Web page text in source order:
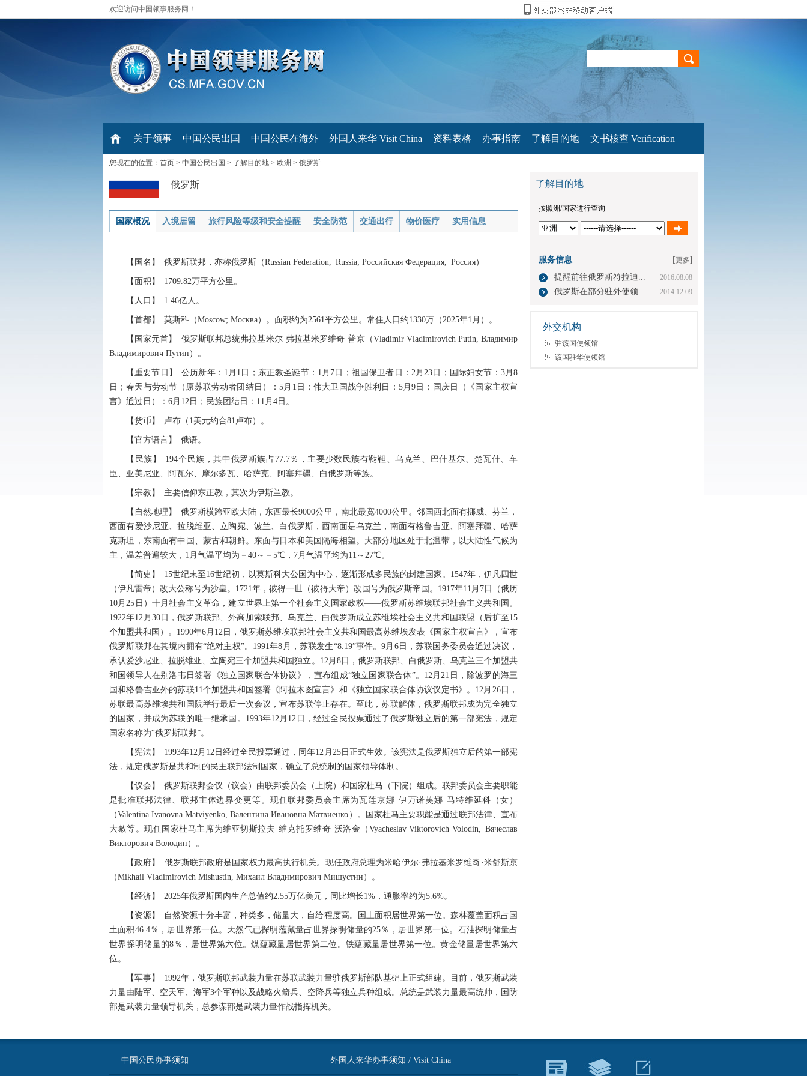
欢迎访问中国领事服务网！
关于领事 中国公民出国 中国公民在海外 外国人来华 Visit China 资料表格 办事指南 了解目的地 文书核查 Verification
您现在的位置： 首页 > 中国公民出国 > 了解目的地 > 欧洲 > 俄罗斯
俄罗斯
国家概况 入境居留 旅行风险等级和安全提醒 安全防范 交通出行 物价医疗 实用信息
【国名】 俄罗斯联邦，亦称俄罗斯（Russian Federation, Russia; Российская Федерация, Россия）
【面积】 1709.82万平方公里。
【人口】 1.46亿人。
【首都】 莫斯科（Moscow; Москва）。面积约为2561平方公里。常住人口约1330万（2025年1月）。
【国家元首】 俄罗斯联邦总统弗拉基米尔·弗拉基米罗维奇·普京（Vladimir Vladimirovich Putin, Владимир
Владимирович Путин）。
【重要节日】 公历新年：1月1日；东正教圣诞节：1月7日；祖国保卫者日：2月23日；国际妇女节：3月8
日；春天与劳动节（原苏联劳动者团结日）：5月1日；伟大卫国战争胜利日：5月9日；国庆日（《国家主权宣
言》通过日）：6月12日；民族团结日：11月4日。
【货币】 卢布（1美元约合81卢布）。
【官方语言】 俄语。
【民族】 194个民族，其中俄罗斯族占77.7％，主要少数民族有鞑靼、乌克兰、巴什基尔、楚瓦什、车
臣、亚美尼亚、阿瓦尔、摩尔多瓦、哈萨克、阿塞拜疆、白俄罗斯等族。
【宗教】 主要信仰东正教，其次为伊斯兰教。
【自然地理】 俄罗斯横跨亚欧大陆，东西最长9000公里，南北最宽4000公里。邻国西北面有挪威、芬兰，
西面有爱沙尼亚、拉脱维亚、立陶宛、波兰、白俄罗斯，西南面是乌克兰，南面有格鲁吉亚、阿塞拜疆、哈萨
克斯坦，东南面有中国、蒙古和朝鲜。东面与日本和美国隔海相望。大部分地区处于北温带，以大陆性气候为
主，温差普遍较大，1月气温平均为－40～－5℃，7月气温平均为11～27℃。
【简史】 15世纪末至16世纪初，以莫斯科大公国为中心，逐渐形成多民族的封建国家。1547年，伊凡四世
（伊凡雷帝）改大公称号为沙皇。1721年，彼得一世（彼得大帝）改国号为俄罗斯帝国。1917年11月7日（俄历
10月25日）十月社会主义革命，建立世界上第一个社会主义国家政权——俄罗斯苏维埃联邦社会主义共和国。
1922年12月30日，俄罗斯联邦、外高加索联邦、乌克兰、白俄罗斯成立苏维埃社会主义共和国联盟（后扩至15
个加盟共和国）。1990年6月12日，俄罗斯苏维埃联邦社会主义共和国最高苏维埃发表《国家主权宣言》，宣布
俄罗斯联邦在其境内拥有“绝对主权”。1991年8月，苏联发生“8.19”事件。9月6日，苏联国务委员会通过决议，
承认爱沙尼亚、拉脱维亚、立陶宛三个加盟共和国独立。12月8日，俄罗斯联邦、白俄罗斯、乌克兰三个加盟共
和国领导人在别洛韦日签署《独立国家联合体协议》，宣布组成“独立国家联合体”。12月21日，除波罗的海三
国和格鲁吉亚外的苏联11个加盟共和国签署《阿拉木图宣言》和《独立国家联合体协议议定书》。12月26日，
苏联最高苏维埃共和国院举行最后一次会议，宣布苏联停止存在。至此，苏联解体，俄罗斯联邦成为完全独立
的国家，并成为苏联的唯一继承国。1993年12月12日，经过全民投票通过了俄罗斯独立后的第一部宪法，规定
国家名称为“俄罗斯联邦”。
【宪法】 1993年12月12日经过全民投票通过，同年12月25日正式生效。该宪法是俄罗斯独立后的第一部宪
法，规定俄罗斯是共和制的民主联邦法制国家，确立了总统制的国家领导体制。
【议会】 俄罗斯联邦会议（议会）由联邦委员会（上院）和国家杜马（下院）组成。联邦委员会主要职能
是批准联邦法律、联邦主体边界变更等。现任联邦委员会主席为瓦莲京娜·伊万诺芙娜·马特维延科（女）
（Valentina Ivanovna Matviyenko, Валентина Ивановна Матвиенко）。国家杜马主要职能是通过联邦法律、宣布
大赦等。现任国家杜马主席为维亚切斯拉夫·维克托罗维奇·沃洛金（Vyacheslav Viktorovich Volodin, Вячеслав
Викторович Володин）。
【政府】 俄罗斯联邦政府是国家权力最高执行机关。现任政府总理为米哈伊尔·弗拉基米罗维奇·米舒斯京
（Mikhail Vladimirovich Mishustin, Михаил Владимирович Мишустин）。
【经济】 2025年俄罗斯国内生产总值约2.55万亿美元，同比增长1%，通胀率约为5.6%。
【资源】 自然资源十分丰富，种类多，储量大，自给程度高。国土面积居世界第一位。森林覆盖面积占国
土面积46.4％，居世界第一位。天然气已探明蕴藏量占世界探明储量的25％，居世界第一位。石油探明储量占
世界探明储量的8％，居世界第六位。煤蕴藏量居世界第二位。铁蕴藏量居世界第一位。黄金储量居世界第六
位。
【军事】 1992年，俄罗斯联邦武装力量在苏联武装力量驻俄罗斯部队基础上正式组建。目前，俄罗斯武装
力量由陆军、空天军、海军3个军种以及战略火箭兵、空降兵等独立兵种组成。总统是武装力量最高统帅，国防
部是武装力量领导机关，总参谋部是武装力量作战指挥机关。
了解目的地
按照洲/国家进行查询
服务信息 [更多]
提醒前往俄罗斯符拉迪...
2016.08.08
俄罗斯在部分驻外使领... 2014.12.09
外交机构
驻该国使领馆
该国驻华使领馆
中国公民办事须知 外国人来华办事须知 / Visit China